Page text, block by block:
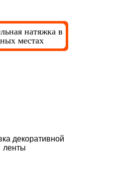
натяжка в
местах